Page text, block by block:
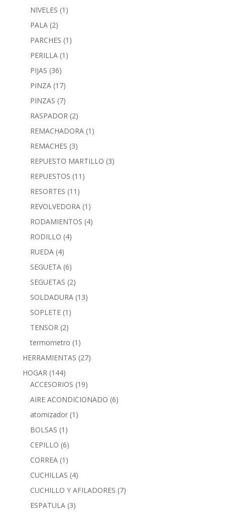
NIVELES (1)
PALA (2)
PARCHES (1)
PERILLA (1)
PIJAS (36)
PINZA (17)
PINZAS (7)
RASPADOR (2)
REMACHADORA (1)
REMACHES (3)
REPUESTO MARTILLO (3)
REPUESTOS (11)
RESORTES (11)
REVOLVEDORA (1)
RODAMIENTOS (4)
RODILLO (4)
RUEDA (4)
SEGUETA (6)
SEGUETAS (2)
SOLDADURA (13)
SOPLETE (1)
TENSOR (2)
termometro (1)
HERRAMIENTAS (27)
HOGAR (144)
ACCESORIOS (19)
AIRE ACONDICIONADO (6)
atomizador (1)
BOLSAS (1)
CEPILLO (6)
CORREA (1)
CUCHILLAS (4)
CUCHILLO Y AFILADORES (7)
ESPATULA (3)